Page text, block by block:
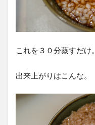
これを３０分蒸すだけ。
出来上がりはこんな。